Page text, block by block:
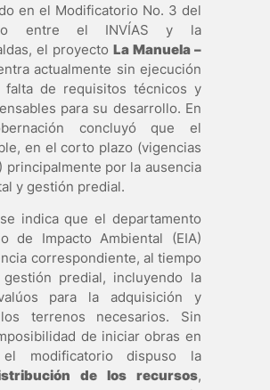
en el Modificatorio No. 3 del
entre el INVÍAS y la
el proyecto La Manuela –
actualmente sin ejecución
de requisitos técnicos y
para su desarrollo. En
concluyó que el
en el corto plazo (vigencias
principalmente por la ausencia
y gestión predial.
indica que el departamento
de Impacto Ambiental (EIA)
correspondiente, al tiempo
predial, incluyendo la
para la adquisición y
terrenos necesarios. Sin
de iniciar obras en
modificatorio dispuso la
de los recursos,